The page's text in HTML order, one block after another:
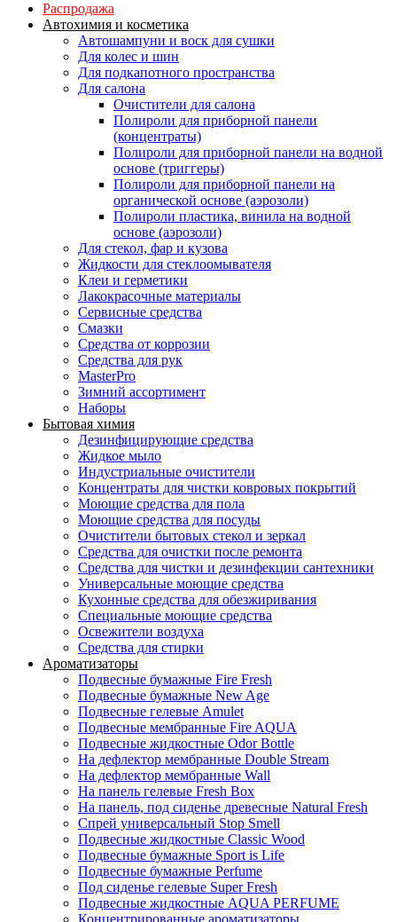
Распродажа
Автохимия и косметика
Автошампуни и воск для сушки
Для колес и шин
Для подкапотного пространства
Для салона
Очистители для салона
Полироли для приборной панели
(концентраты)
Полироли для приборной панели на водной
основе (триггеры)
Полироли для приборной панели на
органической основе (аэрозоли)
Полироли пластика, винила на водной
основе (аэрозоли)
Для стекол, фар и кузова
Жидкости для стеклоомывателя
Клеи и герметики
Лакокрасочные материалы
Сервисные средства
Смазки
Средства от коррозии
Средства для рук
MasterPro
Зимний ассортимент
Наборы
Бытовая химия
Дезинфицирующие средства
Жидкое мыло
Индустриальные очистители
Концентраты для чистки ковровых покрытий
Моющие средства для пола
Моющие средства для посуды
Очистители бытовых стекол и зеркал
Средства для очистки после ремонта
Средства для чистки и дезинфекции сантехники
Универсальные моющие средства
Кухонные средства для обезжиривания
Специальные моющие средства
Освежители воздуха
Средства для стирки
Ароматизаторы
Подвесные бумажные Fire Fresh
Подвесные бумажные New Age
Подвесные гелевые Amulet
Подвесные мембранные Fire AQUA
Подвесные жидкостные Odor Bottle
На дефлектор мембранные Double Stream
На дефлектор мембранные Wall
На панель гелевые Fresh Box
На панель, под сиденье древесные Natural Fresh
Спрей универсальный Stop Smell
Подвесные жидкостные Classic Wood
Подвесные бумажные Sport is Life
Подвесные бумажные Perfume
Под сиденье гелевые Super Fresh
Подвесные жидкостные AQUA PERFUME
Концентрированные ароматизаторы